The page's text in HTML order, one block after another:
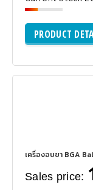
PRODUCT
เครื่องอบขา BGA
Sales price: